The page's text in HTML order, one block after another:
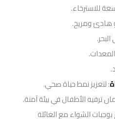
للاسترخاء.
هادئ ومريح.
: لتعزيز نمط حياة صحي.
ترفيه الأطفال في بيئة آمنة.
بوجبات الشواء مع العائلة